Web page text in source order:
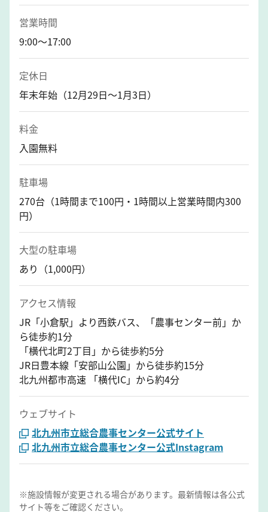
営業時間
9:00～17:00
定休日
年末年始（12月29日～1月3日）
料金
入園無料
駐車場
270台（1時間まで100円・1時間以上営業時間内300
円）
大型の駐車場
あり（1,000円）
アクセス情報
JR「小倉駅」より西鉄バス、「農事センター前」か
ら徒歩約1分
「横代北町2丁目」から徒歩約5分
JR日豊本線「安部山公園」から徒歩約15分
北九州都市高速 「横代IC」から約4分
ウェブサイト
北九州市立総合農事センター公式サイト
北九州市立総合農事センター公式Instagram
※施設情報が変更される場合があります。最新情報は各公式
サイト等をご確認ください。